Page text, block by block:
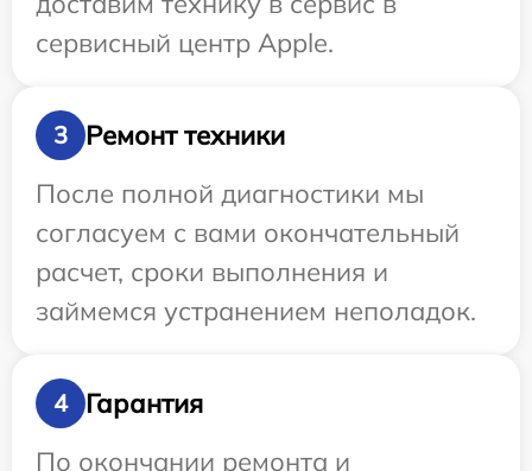
сервисный центр Apple.
3
Ремонт техники
После полной диагностики мы
согласуем с вами окончательный
расчет, сроки выполнения и
займемся устранением неполадок.
4
Гарантия
По окончании ремонта и